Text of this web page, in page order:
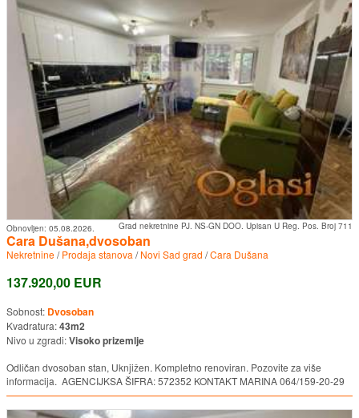
Grad nekretnine PJ. NS-GN DOO. Upisan U Reg. Pos. Broj 711
Obnovljen: 05.08.2026.
Cara Dušana,dvosoban
Nekretnine/Prodaja stanova /Novi Sad grad /Cara Dušana
137.920,00 EUR
Sobnost: Dvosoban
Kvadratura:43m2
Nivo u zgradi:Visoko prizemlje
Odličan dvosoban stan, Uknjižen. Kompletno renoviran. Pozovite za više
informacija. AGENCIJKSA ŠIFRA: 572352 KONTAKT MARINA 064/159-20-29